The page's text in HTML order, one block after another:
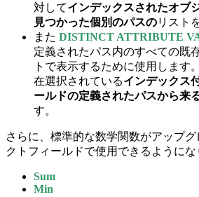
対してインデックスされたオブ
見つかった個別のパスのリスト
また DISTINCT ATTRIBUTE
定義されたパス内のすべての既
トで表示するために使用します
在選択されているインデックス
ールドの定義されたパスから来
す。
さらに、標準的な数学関数がアップ
クトフィールドで使用できるようにな
Sum
Min